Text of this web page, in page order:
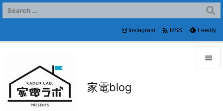
家電blog

Instagram  RSS Feedly